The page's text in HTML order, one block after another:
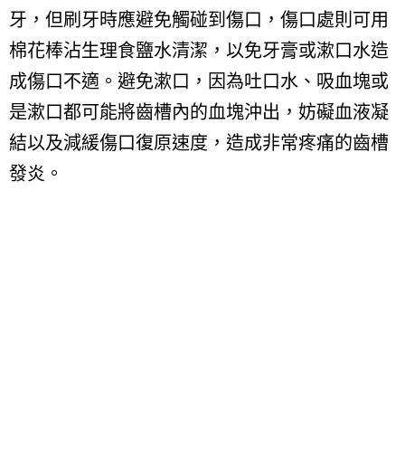
牙，但刷牙時應避免觸碰到傷口，傷口處則可用
棉花棒沾生理食鹽水清潔，以免牙膏或漱口水造
成傷口不適。避免漱口，因為吐口水、吸血塊或
是漱口都可能將齒槽內的血塊沖出，妨礙血液凝
結以及減緩傷口復原速度，造成非常疼痛的齒槽
發炎。